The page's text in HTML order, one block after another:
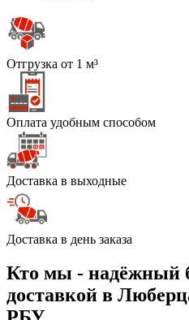
Отгрузка от 1 м³
Оплата удобным способом
Доставка в выходные
Доставка в день заказа
Кто мы - надёжный
доставкой в